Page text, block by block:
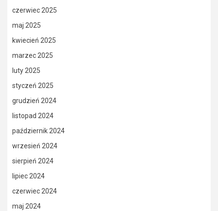
czerwiec 2025
maj 2025
kwiecień 2025
marzec 2025
luty 2025
styczeń 2025
grudzień 2024
listopad 2024
październik 2024
wrzesień 2024
sierpień 2024
lipiec 2024
czerwiec 2024
maj 2024